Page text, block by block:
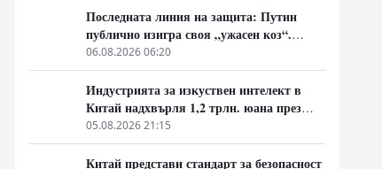
Последната линия на защита: Путин
публично изигра своя „ужасен коз“.
Армията влезе в „главния град“,
смазвайки „контраофанзивата“
06.08.2026 06:20
Индустрията за изкуствен интелект в
Китай надхвърля 1,2 трлн. юана през
2025 г.
05.08.2026 21:15
Китай представи стандарт за безопасност